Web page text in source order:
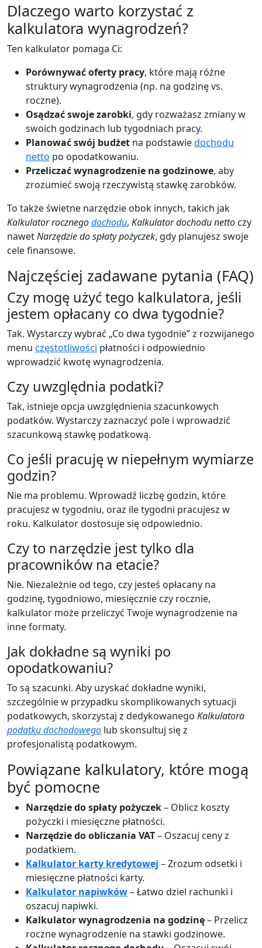
Dlaczego warto korzystać z
kalkulatora wynagrodzeń?
Ten kalkulator pomaga Ci:
Porównywać oferty pracy, które mają różne
struktury wynagrodzenia (np. na godzinę vs.
roczne).
Osądzać swoje zarobki, gdy rozważasz zmiany w
swoich godzinach lub tygodniach pracy.
Planować swój budżet na podstawiedochodu
netto po opodatkowaniu.
Przeliczać wynagrodzenie na godzinowe, aby
zrozumieć swoją rzeczywistą stawkę zarobków.
To także świetne narzędzie obok innych, takich jak
Kalkulator rocznegodochodu, Kalkulator dochodu netto czy
nawetNarzędzie do spłaty pożyczek, gdy planujesz swoje
cele finansowe.
Najczęściej zadawane pytania (FAQ)
Czy mogę użyć tego kalkulatora, jeśli
jestem opłacany co dwa tygodnie?
Tak. Wystarczy wybrać „Co dwa tygodnie” z rozwijanego
menu częstotliwości płatności i odpowiednio
wprowadzić kwotę wynagrodzenia.
Czy uwzględnia podatki?
Tak, istnieje opcja uwzględnienia szacunkowych
podatków. Wystarczy zaznaczyć pole i wprowadzić
szacunkową stawkę podatkową.
Co jeśli pracuję w niepełnym wymiarze
godzin?
Nie ma problemu. Wprowadź liczbę godzin, które
pracujesz w tygodniu, oraz ile tygodni pracujesz w
roku. Kalkulator dostosuje się odpowiednio.
Czy to narzędzie jest tylko dla
pracowników na etacie?
Nie. Niezależnie od tego, czy jesteś opłacany na
godzinę, tygodniowo, miesięcznie czy rocznie,
kalkulator może przeliczyć Twoje wynagrodzenie na
inne formaty.
Jak dokładne są wyniki po
opodatkowaniu?
To są szacunki. Aby uzyskać dokładne wyniki,
szczególnie w przypadku skomplikowanych sytuacji
podatkowych, skorzystaj z dedykowanego Kalkulatora
podatku dochodowego lub skonsultuj się z
profesjonalistą podatkowym.
Powiązane kalkulatory, które mogą
być pomocne
Narzędzie do spłaty pożyczek– Oblicz koszty
pożyczki i miesięczne płatności.
Narzędzie do obliczania VAT– Oszacuj ceny z
podatkiem.
Kalkulator karty kredytowej – Zrozum odsetki i
miesięczne płatności karty.
Kalkulator napiwków– Łatwo dziel rachunki i
oszacuj napiwki.
Kalkulator wynagrodzenia na godzinę– Przelicz
roczne wynagrodzenie na stawki godzinowe.